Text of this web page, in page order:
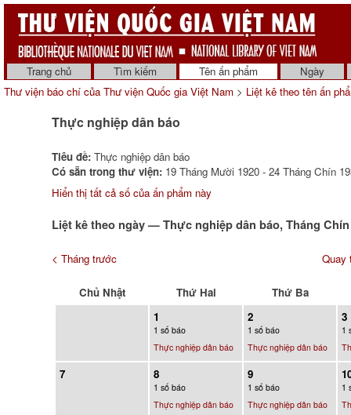
Trang chủ Tìm kiếm Tên ấn phẩm
Ngày
Thư viện báo chí của Thư viện Quốc gia Việt Nam > Liệt kê theo tên ấn
Thực nghiệp dân báo
Tiêu đề: Thực nghiệp dân báo
Có sẵn trong thư viện: 19 Tháng Mười 1920 - 24 Tháng Chín
Hiển thị tất cả số của ấn phẩm này
Liệt kê theo ngày — Thực nghiệp dân báo, Tháng Chín
< Tháng trước Quay
Chủ Nhật Thứ Hai
Thứ Ba
1
1 số báo
Thực nghiệp dân báo
2
1 số báo
Thực nghiệp dân báo
3
1
7 8
1 số báo
Thực nghiệp dân báo
9
1 số báo
Thực nghiệp dân báo
1